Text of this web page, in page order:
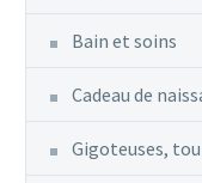
Bain et soins
Cadeau de
Gigoteuses,